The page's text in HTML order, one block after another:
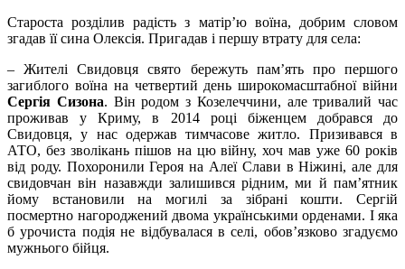
Староста розділив радість з матір’ю воїна, добрим словом
згадав її сина Олексія. Пригадав і першу втрату для села:
– Жителі Свидовця свято бережуть пам’ять про першого
загиблого воїна на четвертий день широкомасштабної війни
Сергія Сизона. Він родом з Козелеччини, але тривалий час
проживав у Криму, в 2014 році біженцем добрався до
Свидовця, у нас одержав тимчасове житло. Призивався в
АТО, без зволікань пішов на цю війну, хоч мав уже 60 років
від роду. Похоронили Героя на Алеї Слави в Ніжині, але для
свидовчан він назавжди залишився рідним, ми й пам’ятник
йому встановили на могилі за зібрані кошти. Сергій
посмертно нагороджений двома українськими орденами. І яка
б урочиста подія не відбувалася в селі, обов’язково згадуємо
мужнього бійця.